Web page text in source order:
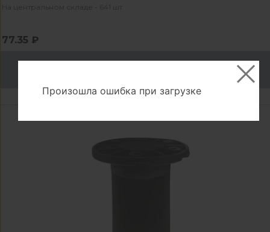
На центральном складе - 641 шт
77.35 ₽
Произошла ошибка при загрузке